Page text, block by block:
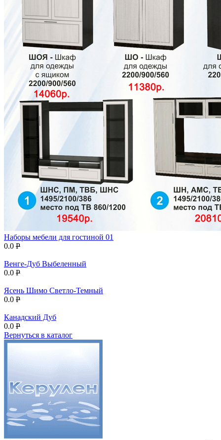
Наборы мебели для гостиной 01
0.0 P
Венге-Дуб Выбеленный
0.0 P
Ясень Шимо Светло-Темный
0.0 P
Канадский Дуб
0.0 P
Вернуться в каталог